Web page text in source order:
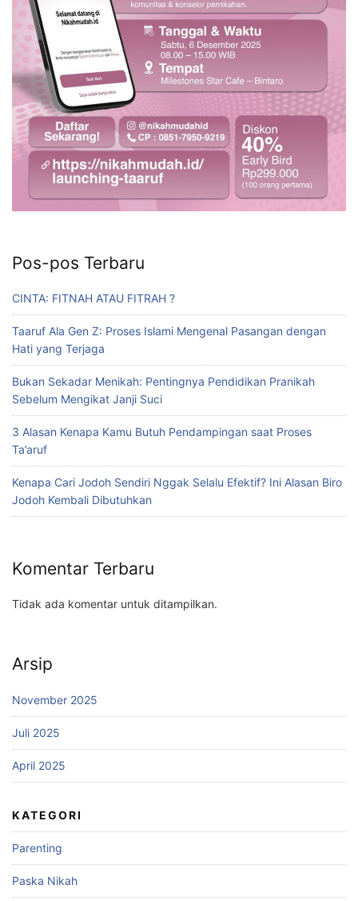
Pos-pos Terbaru
CINTA: FITNAH ATAU FITRAH ?
Taaruf Ala Gen Z: Proses Islami Mengenal Pasangan dengan
Hati yang Terjaga
Bukan Sekadar Menikah: Pentingnya Pendidikan Pranikah
Sebelum Mengikat Janji Suci
3 Alasan Kenapa Kamu Butuh Pendampingan saat Proses
Ta’aruf
Kenapa Cari Jodoh Sendiri Nggak Selalu Efektif? Ini Alasan Biro
Jodoh Kembali Dibutuhkan
Komentar Terbaru
Tidak ada komentar untuk ditampilkan.
Arsip
November 2025
Juli 2025
April 2025
KATEGORI
Parenting
Paska Nikah